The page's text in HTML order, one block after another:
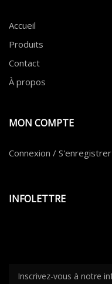
Accueil
Produits
Contact
À propos
MON COMPTE
Connexion / S'enregistrer
INFOLETTRE